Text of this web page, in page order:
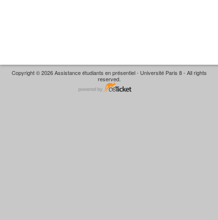
Copyright © 2026 Assistance étudiants en présentiel - Université Paris 8 - All rights
reserved.